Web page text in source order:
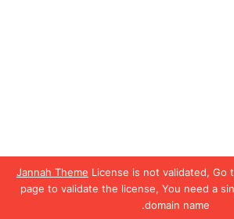
Jannah Theme License is not validated, Go
page to validate the license, You need a
domain name.
محفوظة موقع رمسة عرب 2023